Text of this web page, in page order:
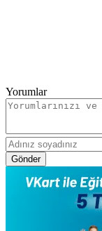
Yorumlar
Gönder